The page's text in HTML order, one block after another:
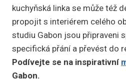
kuchyňská linka se může též
propojit s interiérem celého
studiu Gabon jsou připraveni
specifická přání a převést do
Podívejte se na inspirativní
Gabon.